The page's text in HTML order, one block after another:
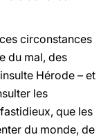
circonstances
du mal, des
Hérode – et
les
que les
du monde, de